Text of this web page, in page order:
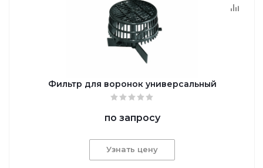
Фильтр для воронок универсальный
по запросу
Узнать цену